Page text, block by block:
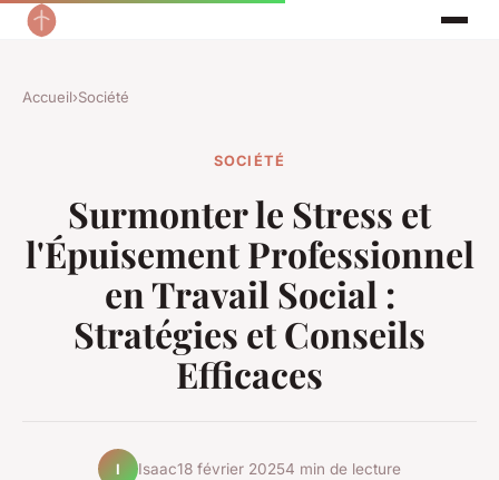
Accueil›Société
SOCIÉTÉ
Surmonter le Stress et
l'Épuisement Professionnel
en Travail Social :
Stratégies et Conseils
Efficaces
I Isaac18 février 20254 min de lecture